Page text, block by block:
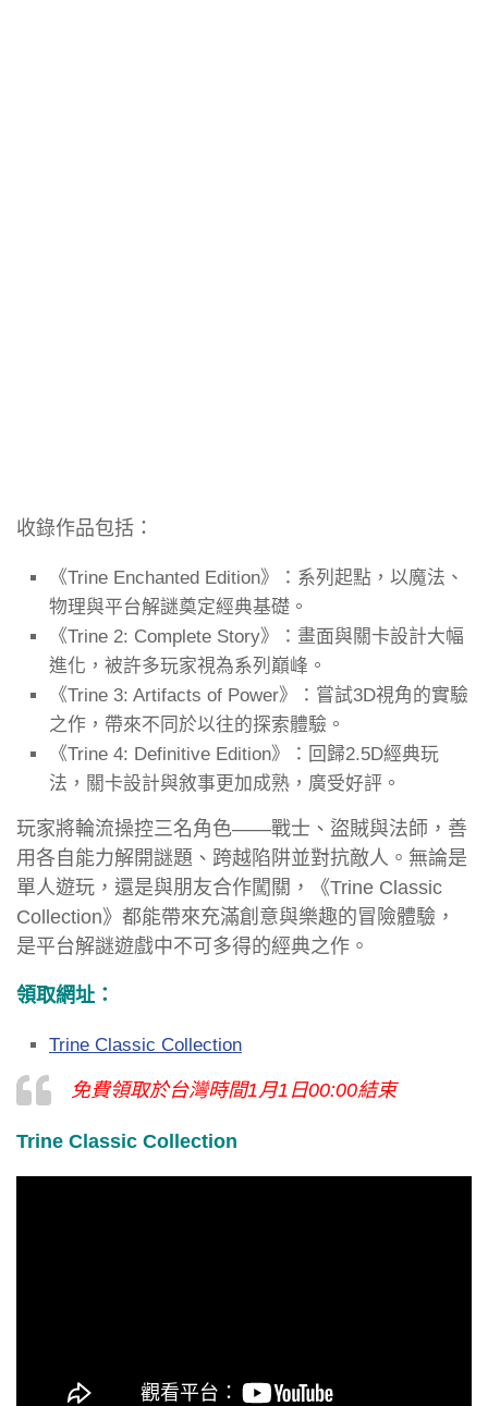
收錄作品包括：
《Trine Enchanted Edition》：系列起點，以魔法、
物理與平台解謎奠定經典基礎。
《Trine 2: Complete Story》：畫面與關卡設計大幅
進化，被許多玩家視為系列巔峰。
《Trine 3: Artifacts of Power》：嘗試3D視角的實驗
之作，帶來不同於以往的探索體驗。
《Trine 4: Definitive Edition》：回歸2.5D經典玩
法，關卡設計與敘事更加成熟，廣受好評。
玩家將輪流操控三名角色——戰士、盜賊與法師，善
用各自能力解開謎題、跨越陷阱並對抗敵人。無論是
單人遊玩，還是與朋友合作闖關，《Trine Classic
Collection》都能帶來充滿創意與樂趣的冒險體驗，
是平台解謎遊戲中不可多得的經典之作。
領取網址：
Trine Classic Collection
免費領取於台灣時間1月1日00:00結束
Trine Classic Collection